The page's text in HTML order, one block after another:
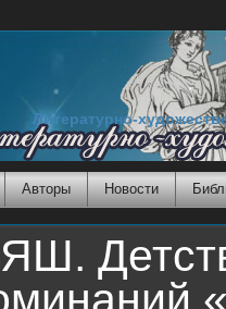
Литературно-
Авторы Новости